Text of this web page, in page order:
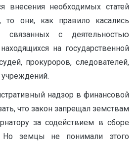
внесения необходимых статей
то они, как правило касались
связанных с деятельностью
на государственной
прокуроров, следователей,
надзор в финансовой
что закон запрещал земствам
за содействием в сборе
Но земцы не понимали этого